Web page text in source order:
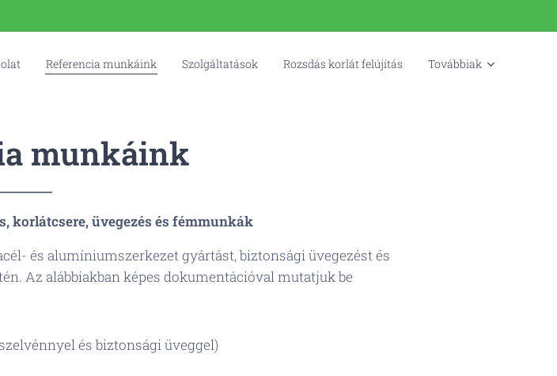
Referencia munkáink Szolgáltatások Rozsdás korlát felújítás Továbbiak
munkáink
üvegezés és fémmunkák
és alumíniumszerkezet gyártást, biztonsági üvegezést és
Az alábbiakban képes dokumentációval mutatjuk be
és biztonsági üveggel)